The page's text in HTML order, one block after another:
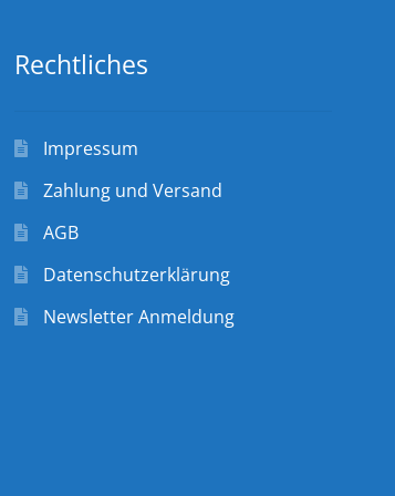
Rechtliches
Impressum
Zahlung und Versand
AGB
Datenschutzerklärung
Newsletter Anmeldung